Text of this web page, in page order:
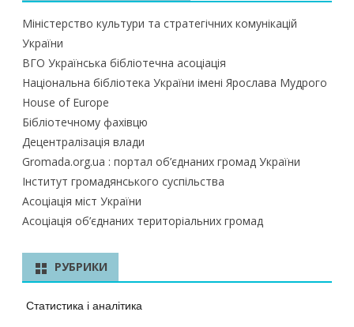
Міністерство культури та стратегічних комунікацій
України
ВГО Українська бібліотечна асоціація
Національна бібліотека України імені Ярослава Мудрого
House of Europe
Бібліотечному фахівцю
Децентралізація влади
Gromada.org.ua : портал об’єднаних громад України
Інститут громадянського суспільства
Асоціація міст України
Асоціація об’єднаних територіальних громад
РУБРИКИ
Статистика і аналітика